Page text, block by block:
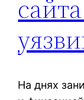
На днях